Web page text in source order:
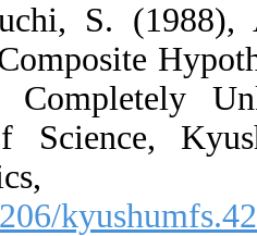
22. ‎Sasabuchi‎,
Test with
Matrix is
Faculty of
[DOI:10.2206/